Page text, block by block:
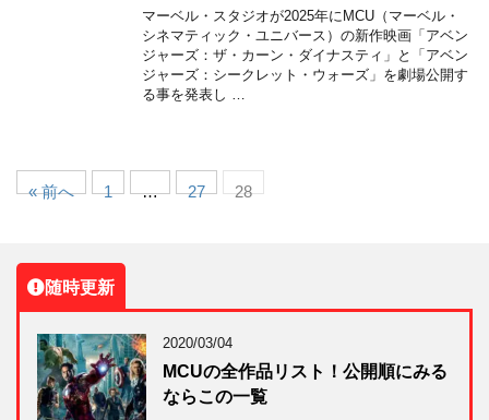
マーベル・スタジオが2025年にMCU（マーベル・
シネマティック・ユニバース）の新作映画「アベン
ジャーズ：ザ・カーン・ダイナスティ」と「アベン
ジャーズ：シークレット・ウォーズ」を劇場公開す
る事を発表し …
« 前へ 1 … 27 28
随時更新
2020/03/04
MCUの全作品リスト！公開順にみる
ならこの一覧